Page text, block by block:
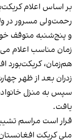
بر اساس اعلام
رحمت‌ولی مسرور در
و پنج‌شنبه متوقف
زمان مناسب اعلام
هم‌زمان، کریکت‌بورد
زدران بعد از ظهر
سپس به منزل
یافت.
قرار است مراسم
ملی کریکت افغانستان